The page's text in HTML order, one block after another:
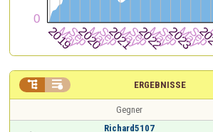
ERGEBNISSE
 
Gegner
Richard5107